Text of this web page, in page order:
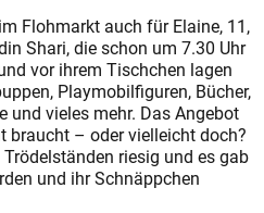
Flohmarkt auch für Elaine, 11,
Shari, die schon um 7.30 Uhr
vor ihrem Tischchen lagen
Playmobilfiguren, Bücher,
vieles mehr. Das Angebot
braucht – oder vielleicht doch?
riesig und es gab
und ihr Schnäppchen